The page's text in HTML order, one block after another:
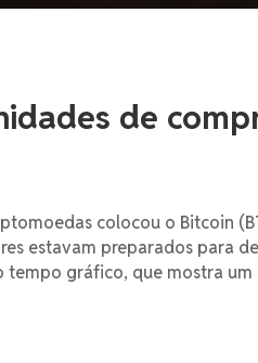
de
colocou o Bitcoin
estavam preparados para
gráfico, que mostra